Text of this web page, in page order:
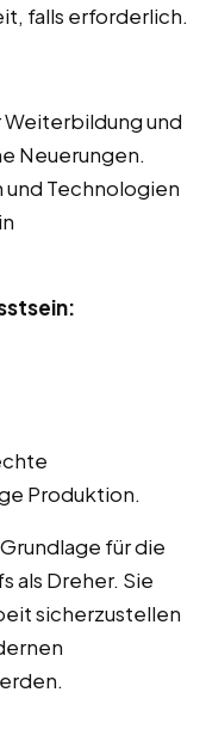
falls erforderlich.
und
Neuerungen.
Technologien
Produktion.
für die
als Dreher. Sie
sicherzustellen